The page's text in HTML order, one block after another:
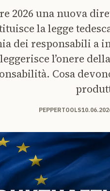
2026 una nuova
la legge
dei responsabili
l’onere
Cosa
PEPPERTOOLS